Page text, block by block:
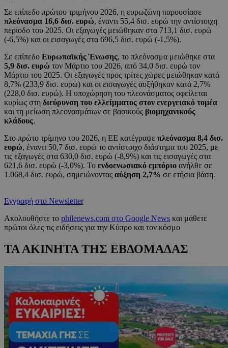
Σε επίπεδο πρώτου τριμήνου 2026, η ευρωζώνη παρουσίασε
πλεόνασμα 16,6 δισ. ευρώ, έναντι 55,4 δισ. ευρώ την αντίστοιχη
περίοδο του 2025. Οι εξαγωγές μειώθηκαν στα 713,1 δισ. ευρώ
(-6,5%) και οι εισαγωγές στα 696,5 δισ. ευρώ (-1,5%).
Σε επίπεδο Ευρωπαϊκής Ένωσης, το πλεόνασμα μειώθηκε στα
5,9 δισ. ευρώ τον Μάρτιο του 2026, από 34,0 δισ. ευρώ τον
Μάρτιο του 2025. Οι εξαγωγές προς τρίτες χώρες μειώθηκαν κατά
8,7% (233,9 δισ. ευρώ) και οι εισαγωγές αυξήθηκαν κατά 2,7%
(228,0 δισ. ευρώ). Η υποχώρηση του πλεονάσματος οφείλεται
κυρίως στη διεύρυνση του ελλείμματος στον ενεργειακό τομέα
και τη μείωση πλεονασμάτων σε βασικούς βιομηχανικούς
κλάδους.
Στο πρώτο τρίμηνο του 2026, η ΕΕ κατέγραψε πλεόνασμα 8,4 δισ.
ευρώ, έναντι 50,7 δισ. ευρώ το αντίστοιχο διάστημα του 2025, με
τις εξαγωγές στα 630,0 δισ. ευρώ (-8,9%) και τις εισαγωγές στα
621,6 δισ. ευρώ (-3,0%). Το ενδοενωσιακό εμπόριο ανήλθε σε
1.068,4 δισ. ευρώ, σημειώνοντας αύξηση 2,7% σε ετήσια βάση.
Εγγραφή στο Newsletter
Ακολουθήστε το philenews.com στο Google News και μάθετε
πρώτοι όλες τις ειδήσεις για την Κύπρο και τον κόσμο
ΤΑ ΑΚΙΝΗΤΑ ΤΗΣ ΕΒΔΟΜΑΔΑΣ